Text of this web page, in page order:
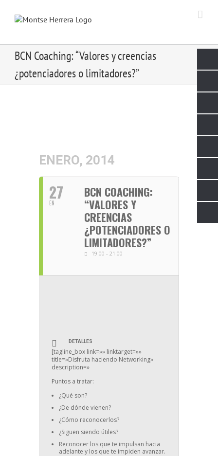
content
BCN Coaching: “Valores y creencias
¿potenciadores o limitadores?”
ENERO, 2014
27
EN
BCN COACHING:
“VALORES Y
CREENCIAS
¿POTENCIADORES O
LIMITADORES?”
19:00 - 21:00
DETALLES
[tagline_box link=»» linktarget=»»
title=»Disfruta haciendo Networking»
description=»
Puntos a tratar:
¿Qué son?
¿De dónde vienen?
¿Cómo reconocerlos?
¿Siguen siendo útiles?
Reconocer los que te impulsan hacia
adelante y los que te impiden avanzar.